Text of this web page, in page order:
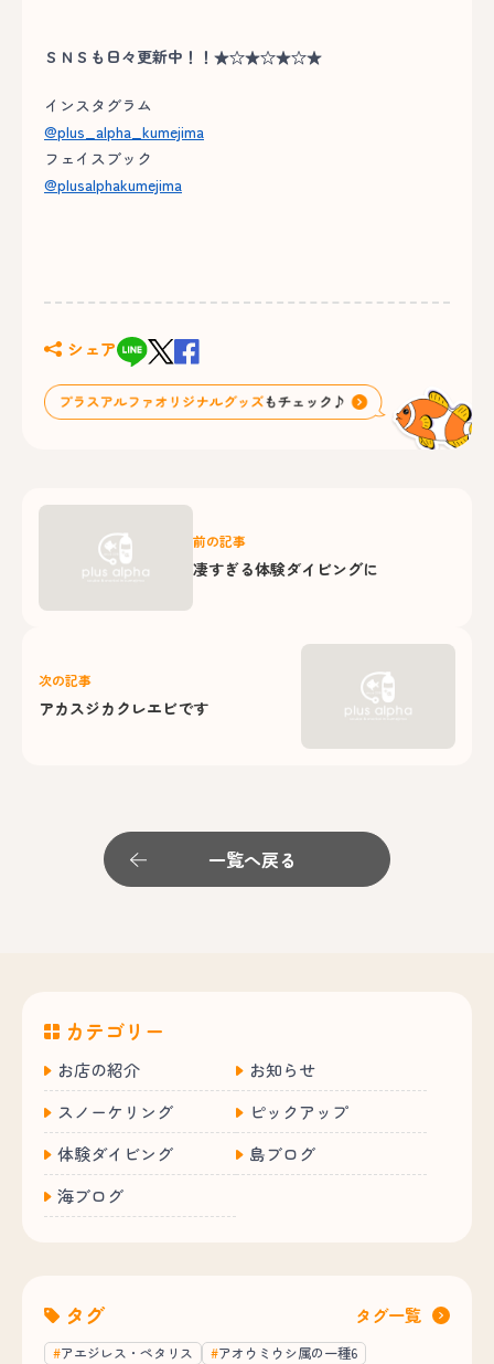
ＳＮＳも日々更新中！！★☆★☆★☆★
インスタグラム
@plus_alpha_kumejima
フェイスブック
@plusalphakumejima
シェア
前の記事
凄すぎる体験ダイビングに
次の記事
アカスジカクレエビです
一覧へ戻る
カテゴリー
お店の紹介
お知らせ
スノーケリング
ピックアップ
体験ダイビング
島ブログ
海ブログ
タグ タグ一覧
アエジレス・ペタリス
アオウミウシ属の一種6